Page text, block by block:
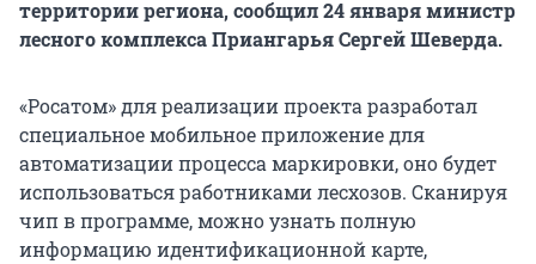
территории региона, сообщил 24 января министр
лесного комплекса Приангарья Сергей Шеверда.
«Росатом» для реализации проекта разработал
специальное мобильное приложение для
автоматизации процесса маркировки, оно будет
использоваться работниками лесхозов. Сканируя
чип в программе, можно узнать полную
информацию идентификационной карте,